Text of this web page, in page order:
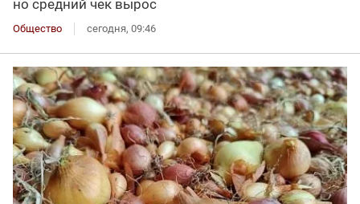
но средний чек вырос
Общество сегодня, 09:46